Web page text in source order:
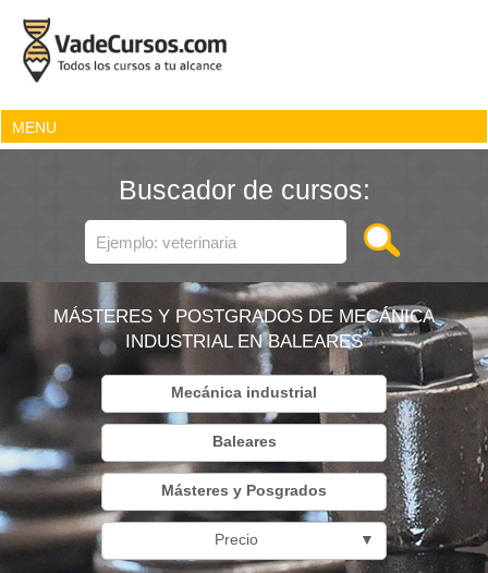
MENU
Buscador de cursos:
MÁSTERES Y POSTGRADOS DE MECÁNICA
INDUSTRIAL EN BALEARES
Mecánica industrial
Baleares
Másteres y Posgrados
Precio ▼